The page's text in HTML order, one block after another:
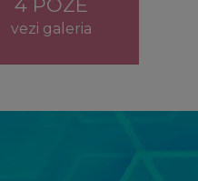
4 POZE
vezi galeria